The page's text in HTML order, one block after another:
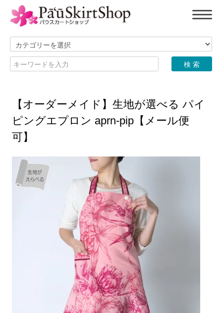
【オーダーメイド】生地が選べる パイ
ピングエプロン aprn-pip【メール便
可】